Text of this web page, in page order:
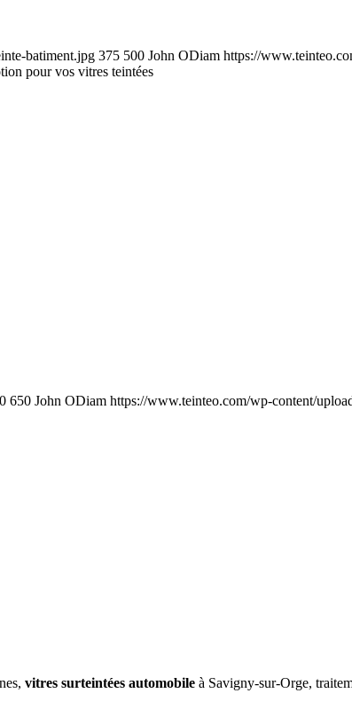
batiment.jpg 375 500 John ODiam https://
pour vos vitres teintées
650 John ODiam https://www.teinteo.com/wp-content/
vitres surteintées automobile à Savigny-sur-Orge,